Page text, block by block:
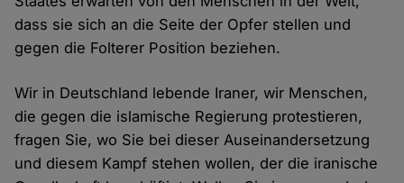
dass sie sich an die Seite der Opfer stellen und
gegen die Folterer Position beziehen.
Wir in Deutschland lebende Iraner, wir Menschen,
die gegen die islamische Regierung protestieren,
fragen Sie, wo Sie bei dieser Auseinandersetzung
und diesem Kampf stehen wollen, der die iranische